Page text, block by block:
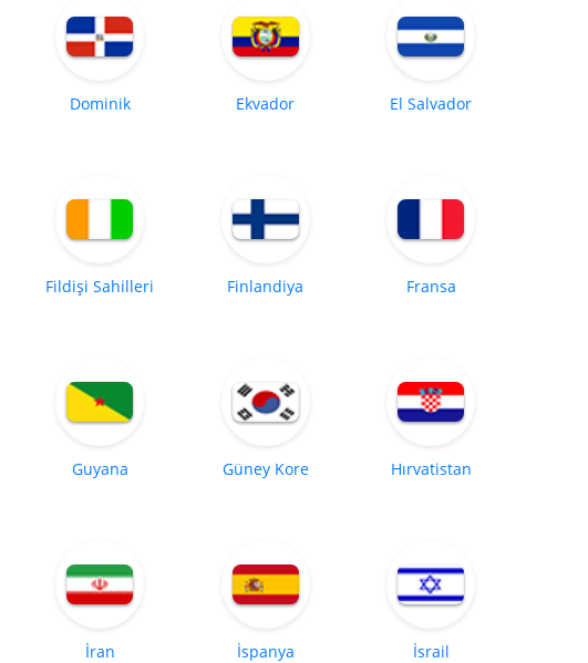
Dominik Ekvador El Salvador
Fildişi Sahilleri Finlandiya Fransa
Guyana Güney Kore Hırvatistan
İran İspanya İsrail